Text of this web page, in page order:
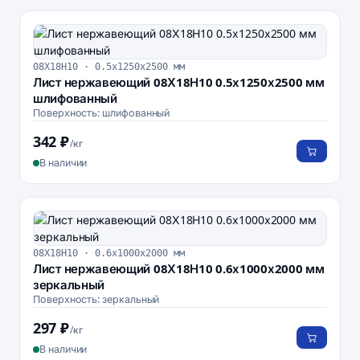
08Х18Н10 · 0.5х1250х2500 мм
Лист нержавеющий 08Х18Н10 0.5х1250х2500 мм
шлифованный
Поверхность: шлифованный
342 ₽/кг
В наличии
08Х18Н10 · 0.6х1000х2000 мм
Лист нержавеющий 08Х18Н10 0.6х1000х2000 мм
зеркальный
Поверхность: зеркальный
297 ₽/кг
В наличии